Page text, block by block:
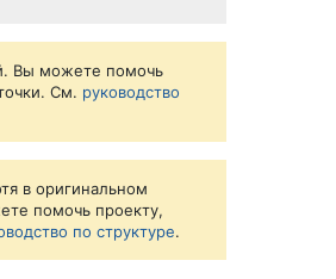
Вы можете помочь
См. руководство
в оригинальном
помочь проекту,
по структуре.